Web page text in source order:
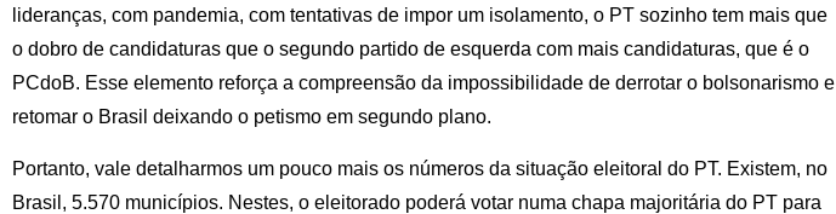
lideranças, com pandemia, com tentativas de impor um isolamento, o PT sozinho tem mais que
o dobro de candidaturas que o segundo partido de esquerda com mais candidaturas, que é o
PCdoB. Esse elemento reforça a compreensão da impossibilidade de derrotar o bolsonarismo e
retomar o Brasil deixando o petismo em segundo plano.
Portanto, vale detalharmos um pouco mais os números da situação eleitoral do PT. Existem, no
Brasil, 5.570 municípios. Nestes, o eleitorado poderá votar numa chapa majoritária do PT para